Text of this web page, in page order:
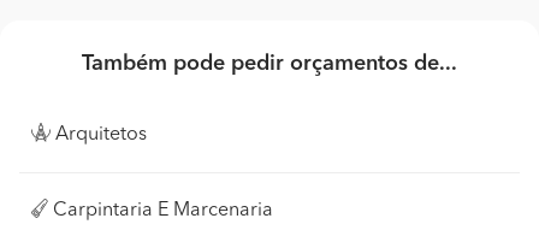
Também pode pedir orçamentos de...
Arquitetos
Carpintaria E Marcenaria